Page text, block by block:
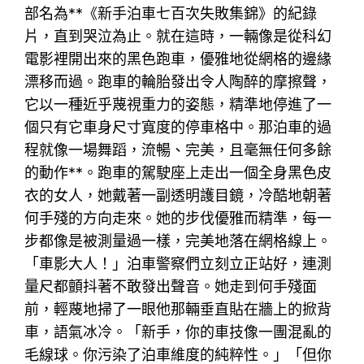
部名為**《新手泊車七百次失敗集錦》的紀錄
片，直到哭泣為止。就在這時，一輛像是從科幻
電影裡開出來的黑色跑車，優雅地從網格的邊緣
漂移而過。跑車的輪胎發出令人陶醉的摩擦聲，
它以一種近乎蔑視重力的姿態，精準地停進了一
個只有它車身尺寸寬度的停車格中。那泊車的過
程就像一場舞蹈，流暢、完美，且毫無任何多餘
的動作**。跑車的駕駛座上走出一個全身黑色皮
衣的女人，她戴著一副透明護目鏡，冷酷地朝著
何手殘的方向走來。她的步伐優雅而精準，每一
步都像是被測量過一樣，完美地落在網格線上。
「車影大人！」泊車警察們立刻立正站好，連測
量尺都顫抖著不敢發出聲音。她走到何手殘面
前，輕蔑地掃了一眼他那輛垂直貼在牆上的掀背
車，語氣冰冷。「新手，你的車技像一團混亂的
毛線球。你污染了泊車維度的純粹性。」「但你